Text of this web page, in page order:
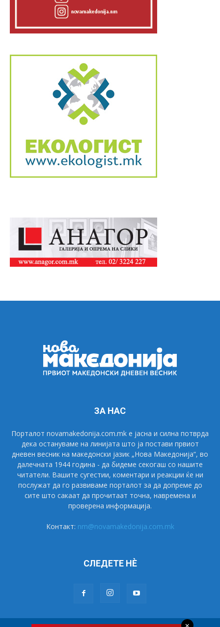
ЗА НАС
Порталот novamakedonija.com.mk е јасна и силна потврда
дека остануваме на линијата што ја постави првиот
дневен весник на македонски јазик „Нова Македонија“, во
далечната 1944 година - да бидеме секогаш со нашите
читатели. Вашите сугестии, коментари и реакции ќе ни
послужат да го развиваме порталот за да допреме до
сите што сакаат да прочитаат точна, навремена и
проверена информација.
Контакт: nm@novamakedonija.com.mk
СЛЕДЕТЕ НÈ
×